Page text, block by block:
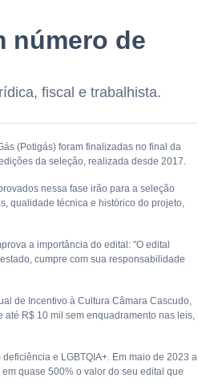
número de
fiscal e trabalhista.
(Potigás) foram finalizadas no final da
da seleção, realizada desde 2017.
nessa fase irão para a seleção
qualidade técnica e histórico do projeto,
a importância do edital: "O edital
cumpre com sua responsabilidade
de Incentivo à Cultura Câmara Cascudo,
R$ 10 mil sem enquadramento nas leis,
e LGBTQIA+. Em maio de 2023 a
quase 500% o valor do seu edital que